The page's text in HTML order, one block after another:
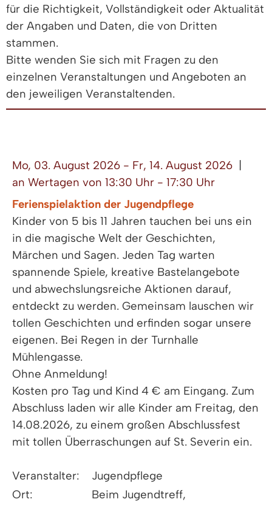
für die Richtigkeit, Vollständigkeit oder Aktualität
der Angaben und Daten, die von Dritten
stammen.
Bitte wenden Sie sich mit Fragen zu den
einzelnen Veranstaltungen und Angeboten an
den jeweiligen Veranstaltenden.
Mo, 03. August 2026 - Fr, 14. August 2026
an Wertagen von 13:30 Uhr - 17:30 Uhr
Ferienspielaktion der Jugendpflege
Kinder von 5 bis 11 Jahren tauchen bei uns ein
in die magische Welt der Geschichten,
Märchen und Sagen. Jeden Tag warten
spannende Spiele, kreative Bastelangebote
und abwechslungsreiche Aktionen darauf,
entdeckt zu werden. Gemeinsam lauschen wir
tollen Geschichten und erfinden sogar unsere
eigenen. Bei Regen in der Turnhalle
Mühlengasse.
Ohne Anmeldung!
Kosten pro Tag und Kind 4 € am Eingang. Zum
Abschluss laden wir alle Kinder am Freitag, den
14.08.2026, zu einem großen Abschlussfest
mit tollen Überraschungen auf St. Severin ein.
Veranstalter:
Jugendpflege
Ort:
Beim Jugendtreff,